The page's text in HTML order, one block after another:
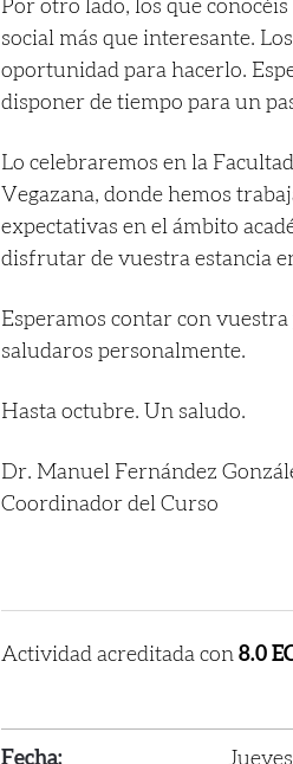
Por otro lado, los que
social más que interesante.
oportunidad para hacerlo.
disponer de tiempo para un
Lo celebraremos en la
Vegazana, donde hemos
expectativas en el ámbito
disfrutar de vuestra estancia
Esperamos contar con
saludaros personalmente.
Hasta octubre. Un saludo.
Dr. Manuel Fernández
Coordinador del Curso
Actividad acreditada con8.0
Fecha: